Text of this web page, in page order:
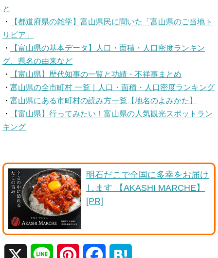
と
・
【都道府県の雑学】富山県民に聞いた「富山県のご当地ト
リビア」
・
【富山県の基本データ】人口・面積・人口密度ランキン
グ、県名の由来など
・
【富山県】歴代知事の一覧と功績・不祥事まとめ
・ 富山県の全市町村 一覧｜人口・面積・人口密度ランキング
・ 富山県にある市町村の読み方一覧【地名のよみかた】
・
【富山県】行ってみたい！富山県の人気観光スポットラン
キング
明石だこで全国に多幸をお届け
します 【AKASHI MARCHE】
[PR]